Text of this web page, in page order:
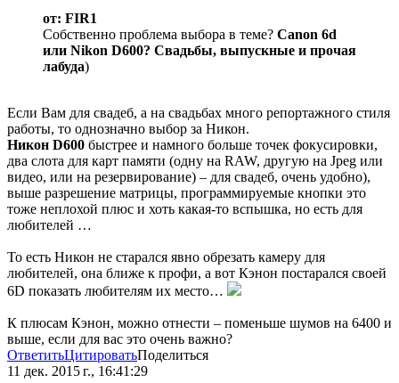
от: FIR1
Собственно проблема выбора в теме? Canon 6d
или Nikon D600? Свадьбы, выпускные и прочая
лабуда)
Если Вам для свадеб, а на свадьбах много репортажного стиля
работы, то однозначно выбор за Никон.
Никон D600 быстрее и намного больше точек фокусировки,
два слота для карт памяти (одну на RAW, другую на Jpeg или
видео, или на резервирование) – для свадеб, очень удобно),
выше разрешение матрицы, программируемые кнопки это
тоже неплохой плюс и хоть какая-то вспышка, но есть для
любителей …
То есть Никон не старался явно обрезать камеру для
любителей, она ближе к профи, а вот Кэнон постарался своей
6D показать любителям их место…
К плюсам Кэнон, можно отнести – поменьше шумов на 6400 и
выше, если для вас это очень важно?
ОтветитьЦитироватьПоделиться
11 дек. 2015 г., 16:41:29